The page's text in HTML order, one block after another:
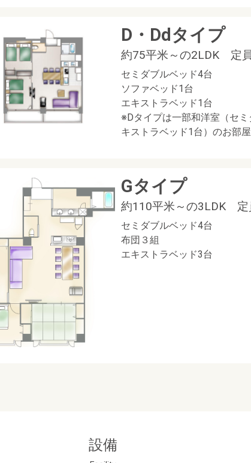
D・Ddタイプ
約75平米～の2LDK 定
セミダブルベッド4台
ソファベッド1台
エキストラベッド1台
※Dタイプは一部和洋室（セ
キストラベッド1台）のお部屋
Gタイプ
約110平米～の3LDK
セミダブルベッド4台
布団３組
エキストラベッド3台
設備